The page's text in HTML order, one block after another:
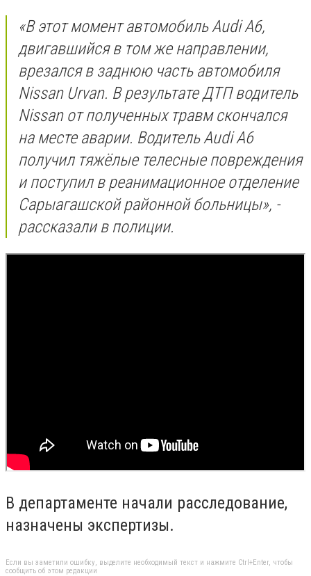
«В этот момент автомобиль Audi A6,
двигавшийся в том же направлении,
врезался в заднюю часть автомобиля
Nissan Urvan. В результате ДТП водитель
Nissan от полученных травм скончался
на месте аварии. Водитель Audi A6
получил тяжёлые телесные повреждения
и поступил в реанимационное отделение
Сарыагашской районной больницы», -
рассказали в полиции.
В департаменте начали расследование,
назначены экспертизы.
Если вы заметили ошибку, выделите необходимый текст и нажмите Ctrl+Enter, чтобы
сообщить об этом редакции